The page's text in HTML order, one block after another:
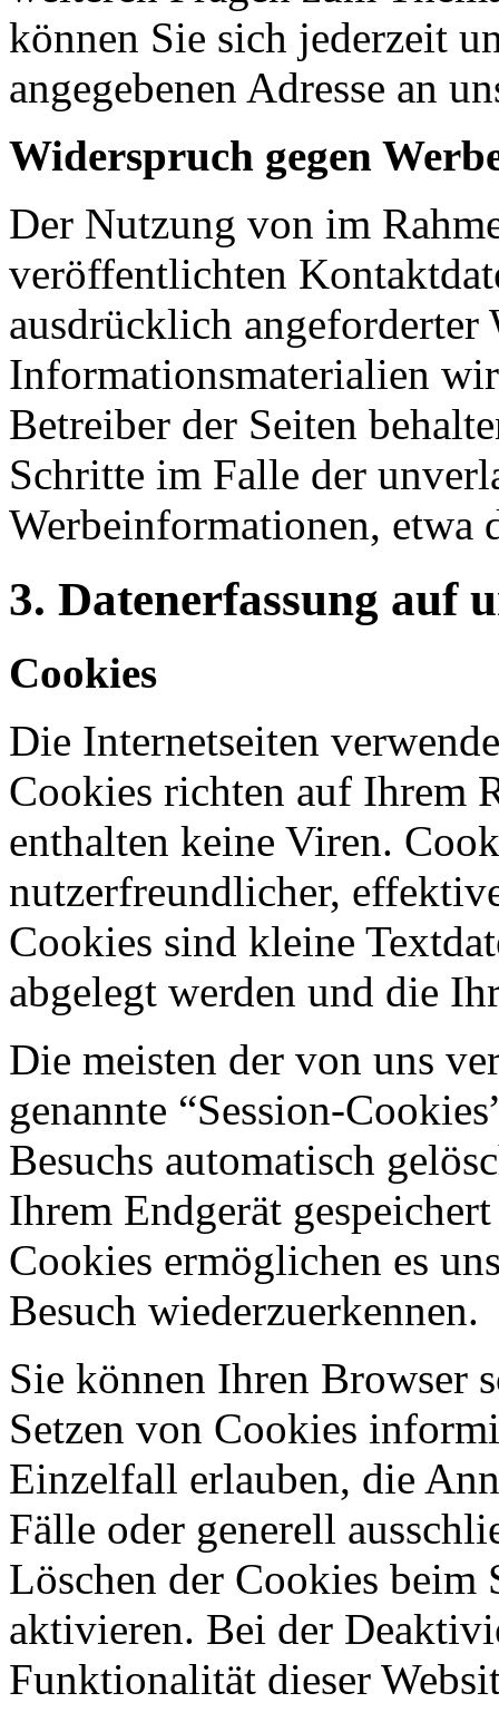
können Sie sich jederzeit
angegebenen Adresse an
Widerspruch gegen
Der Nutzung von im
veröffentlichten
ausdrücklich angeforderter
Informationsmaterialien
Betreiber der Seiten
Schritte im Falle der
Werbeinformationen, etwa
3. Datenerfassung auf
Cookies
Die Internetseiten
Cookies richten auf Ihrem
enthalten keine Viren.
nutzerfreundlicher,
Cookies sind kleine
abgelegt werden und die
Die meisten der von uns
genannte “Session-
Besuchs automatisch
Ihrem Endgerät
Cookies ermöglichen es
Besuch wiederzuerkennen.
Sie können Ihren Browser
Setzen von Cookies
Einzelfall erlauben, die
Fälle oder generell
Löschen der Cookies beim
aktivieren. Bei der
Funktionalität dieser